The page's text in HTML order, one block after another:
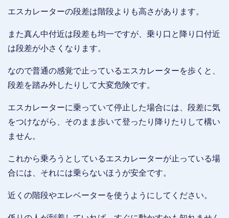
エスカレーターの段差は階段よりも高さがあります。
また真ん中付近は段差も均一ですが、乗り口と降り口付近
は段差が小さくなります。
なので普通の感覚で止っているエスカレーターを歩くと、
段差を踏み外したりして大変危険です。
エスカレーターに乗っていて停止した場合には、段差に気
をつけながら、そのまま歩いて登ったり降りたりして構い
ません。
これから乗ろうとしているエスカレーターが止っている場
合には、それには乗らないほうが安全です。
近くの階段やエレベーターを使うようにしてください。